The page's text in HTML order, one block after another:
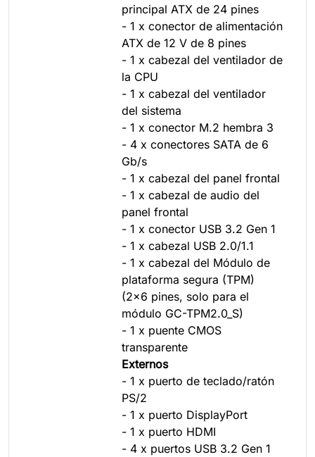
principal ATX de 24 pines
- 1 x conector de alimentación
ATX de 12 V de 8 pines
- 1 x cabezal del ventilador de
la CPU
- 1 x cabezal del ventilador
del sistema
- 1 x conector M.2 hembra 3
- 4 x conectores SATA de 6
Gb/s
- 1 x cabezal del panel frontal
- 1 x cabezal de audio del
panel frontal
- 1 x conector USB 3.2 Gen 1
- 1 x cabezal USB 2.0/1.1
- 1 x cabezal del Módulo de
plataforma segura (TPM)
(2x6 pines, solo para el
módulo GC-TPM2.0_S)
- 1 x puente CMOS
transparente
Externos
- 1 x puerto de teclado/ratón
PS/2
- 1 x puerto DisplayPort
- 1 x puerto HDMI
- 4 x puertos USB 3.2 Gen 1